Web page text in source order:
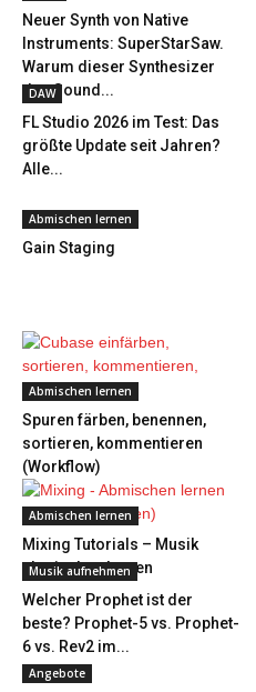
Neuer Synth von Native
Instruments: SuperStarSaw.
Warum dieser Synthesizer
den Sound...
DAW
FL Studio 2026 im Test: Das
größte Update seit Jahren?
Alle...
Abmischen lernen
Gain Staging
Abmischen lernen
Spuren färben, benennen,
sortieren, kommentieren
(Workflow)
Abmischen lernen
Mixing Tutorials – Musik
abmischen lernen
Musik aufnehmen
Welcher Prophet ist der
beste? Prophet-5 vs. Prophet-
6 vs. Rev2 im...
Angebote